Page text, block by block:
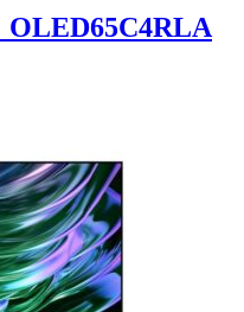
OLED65C4RLA